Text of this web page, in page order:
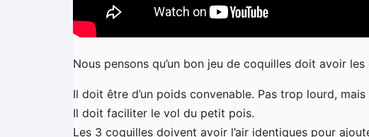
Nous pensons qu’un bon jeu de coquilles doit avoir
Il doit être d’un poids convenable. Pas trop lourd,
Il doit faciliter le vol du petit pois.
Les 3 coquilles doivent avoir l’air identiques pour